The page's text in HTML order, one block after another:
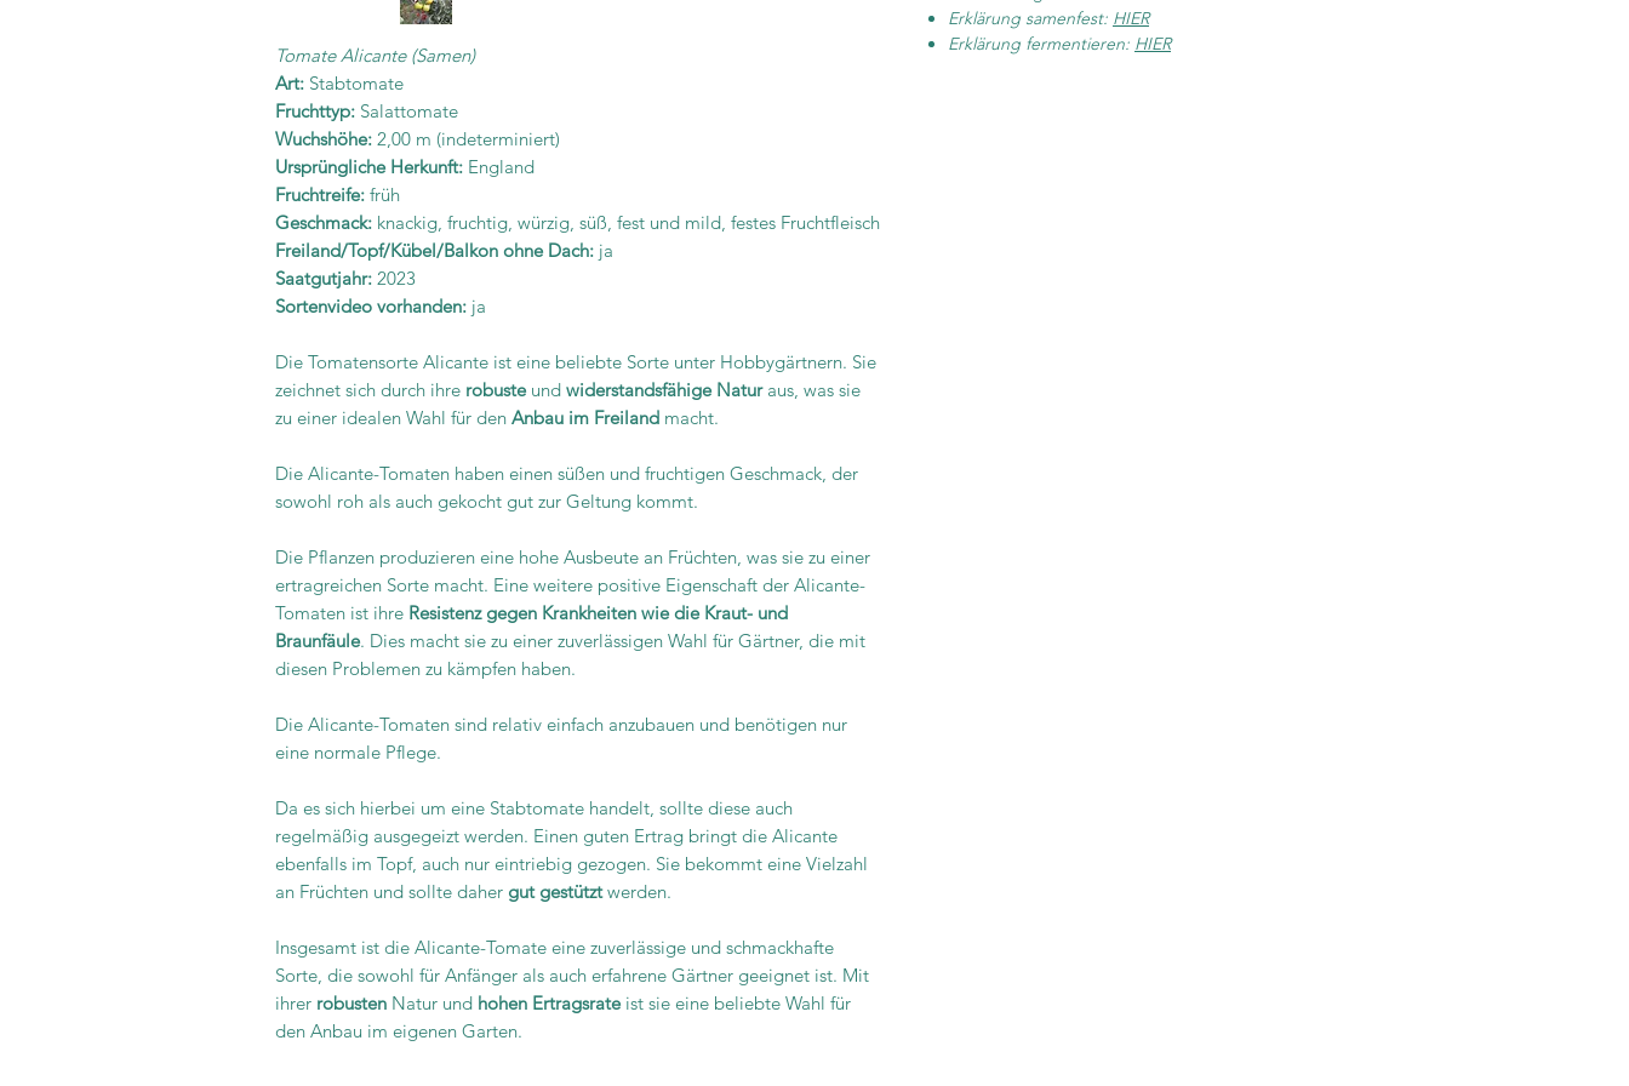
Tomate Alicante (Samen)
Art: Stabtomate
Fruchttyp: Salattomate
Wuchshöhe: 2,00 m (indeterminiert)
Ursprüngliche Herkunft: England
Fruchtreife: früh
Geschmack: knackig, fruchtig, würzig, süß, fest und mild, festes Fruchtfleisch
Freiland/Topf/Kübel/Balkon ohne Dach: ja
Saatgutjahr: 2023
Sortenvideo vorhanden: ja
Die Tomatensorte Alicante ist eine beliebte Sorte unter Hobbygärtnern. Sie
zeichnet sich durch ihre robuste und widerstandsfähige Natur aus, was sie
zu einer idealen Wahl für den Anbau im Freiland macht.
Die Alicante-Tomaten haben einen süßen und fruchtigen Geschmack, der
sowohl roh als auch gekocht gut zur Geltung kommt.
Die Pflanzen produzieren eine hohe Ausbeute an Früchten, was sie zu einer
ertragreichen Sorte macht. Eine weitere positive Eigenschaft der Alicante-
Tomaten ist ihre Resistenz gegen Krankheiten wie die Kraut- und
Braunfäule. Dies macht sie zu einer zuverlässigen Wahl für Gärtner, die mit
diesen Problemen zu kämpfen haben.
Die Alicante-Tomaten sind relativ einfach anzubauen und benötigen nur
eine normale Pflege.
Da es sich hierbei um eine Stabtomate handelt, sollte diese auch
regelmäßig ausgegeizt werden. Einen guten Ertrag bringt die Alicante
ebenfalls im Topf, auch nur eintriebig gezogen. Sie bekommt eine Vielzahl
an Früchten und sollte daher gut gestütztwerden.
Insgesamt ist die Alicante-Tomate eine zuverlässige und schmackhafte
Sorte, die sowohl für Anfänger als auch erfahrene Gärtner geeignet ist. Mit
ihrer robusten Natur und hohen Ertragsrateist sie eine beliebte Wahl für
den Anbau im eigenen Garten.
Erklärung samenfest: HIER
Erklärung fermentieren: HIER